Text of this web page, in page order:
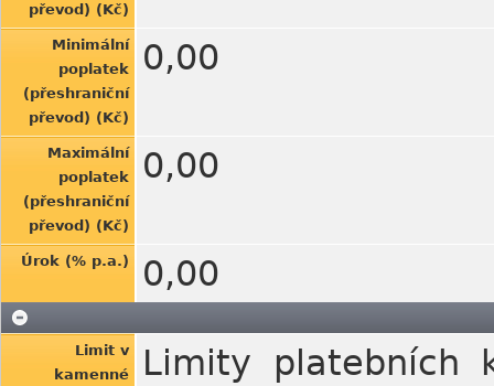
převod) (Kč)
Minimální
poplatek
(přeshraniční
převod) (Kč)
0,00
Maximální
poplatek
(přeshraniční
převod) (Kč)
0,00
Úrok (% p.a.) 0,00
Limit v
kamenné
Limity platebních